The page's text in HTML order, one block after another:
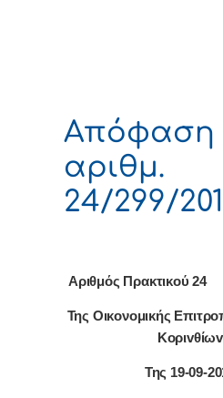
Απόφαση
αριθμ.
24/299/
Αριθμός Πρακτικού 24
Της Οικονομικής
Κoριvθίωv
Της 19-09-